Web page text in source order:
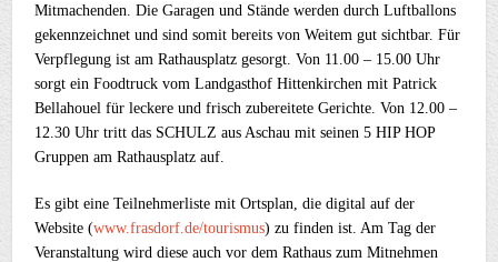
Mitmachenden. Die Garagen und Stände werden durch Luftballons
gekennzeichnet und sind somit bereits von Weitem gut sichtbar. Für
Verpflegung ist am Rathausplatz gesorgt. Von 11.00 – 15.00 Uhr
sorgt ein Foodtruck vom Landgasthof Hittenkirchen mit Patrick
Bellahouel für leckere und frisch zubereitete Gerichte. Von 12.00 –
12.30 Uhr tritt das SCHULZ aus Aschau mit seinen 5 HIP HOP
Gruppen am Rathausplatz auf.
Es gibt eine Teilnehmerliste mit Ortsplan, die digital auf der
Website (www.frasdorf.de/tourismus) zu finden ist. Am Tag der
Veranstaltung wird diese auch vor dem Rathaus zum Mitnehmen